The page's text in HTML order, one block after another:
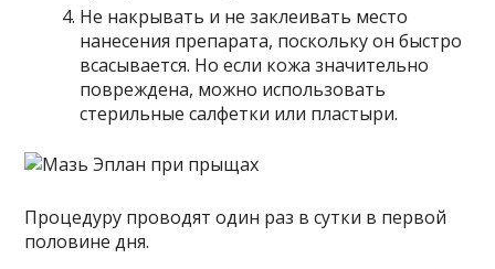
Не накрывать и не заклеивать место
нанесения препарата, поскольку он быстро
всасывается. Но если кожа значительно
повреждена, можно использовать
стерильные салфетки или пластыри.
Процедуру проводят один раз в сутки в первой
половине дня.